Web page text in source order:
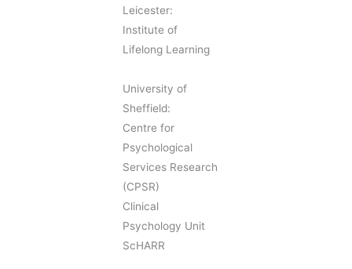
Leicester:
Institute of
Lifelong Learning
University of
Sheffield:
Centre for
Psychological
Services Research
(CPSR)
Clinical
Psychology Unit
ScHARR